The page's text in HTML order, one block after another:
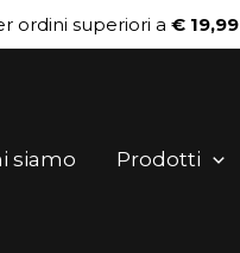
ordini superiori a € 19,99
siamo Prodotti